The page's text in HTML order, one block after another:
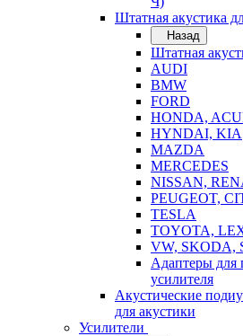
Штатная акустика
Назад
Штатная
AUDI
BMW
FORD
HONDA,
HYNDAI, KIA
MAZDA
MERCEDES
NISSAN,
PEUGEOT,
TESLA
TOYOTA,
VW, SKODA,
Адаптеры для
усилителя
Акустические
для акустики
Усилители